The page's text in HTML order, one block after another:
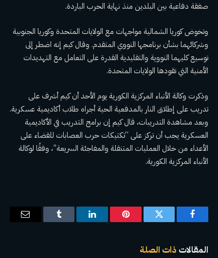
صفقة دفاعية بين البلدين منذ نهاية الحرب الباردة.
وتخوض كوريا الشمالية مواجهات مع الولايات المتحدة وكوريا الجنوبية
وشركائهما بشأن برنامجها النووي المتقدم. وقال كيم إنه اضطر إلى
توسيع كليهما النووية والتقليدية القدرة على التعامل مع التهديدات
الأمنية التي تقودها الولايات المتحدة.
وذكرت وكالة الأنباء المركزية الكورية يوم الأحد أن كيم أشرف على
تدريب على إطلاق النار بالمدفعية الحية أجراه طلاب أكاديمية عسكرية.
وبعد مشاهدة التدريبات، قال كيم إن برامج التدريب في الأكاديمية
العسكرية يجب أن تركز على “تكتيكات حرب العصابات للقضاء على
الأعداء من خلال العمليات المتنقلة والمفاجئة السريعة”، وفقًا لوكالة
الأنباء المركزية الكورية.
فيسبوك تويتر بينتيريستلينكدإن Tumblr
البريد
المقالات ذات الصلة